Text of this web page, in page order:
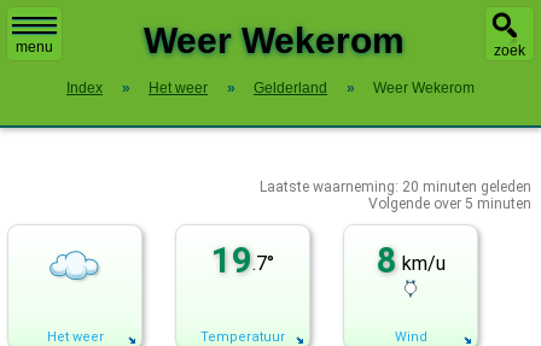
menu zoek
Weer Wekerom
Index » Het weer » Gelderland » Weer Wekerom
Laatste waarneming: 20 minuten geleden
Volgende over5 minuten
Het weer
19.7°
Temperatuur
8 km/u
Wind